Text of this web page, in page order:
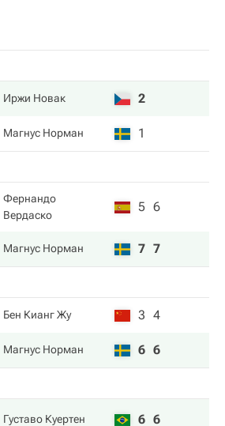
Иржи Новак 2
Магнус Норман 1
Фернандо
Вердаско
5 6
Магнус Норман 7 7
Бен Кианг Жу 3 4
Магнус Норман 6 6
Густаво Куертен 6 6